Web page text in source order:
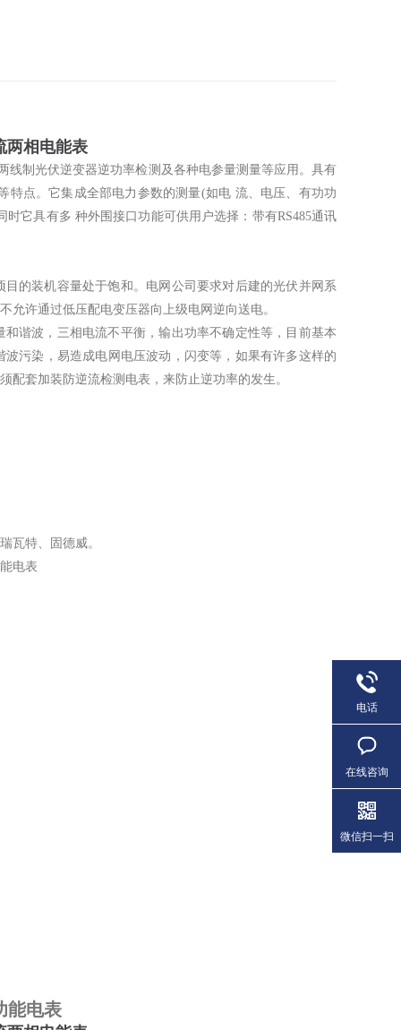
两相电能表
制光伏逆变器逆功率检测及各种电参量测量等应用。具有
特点。它集成全部电力参数的测量(如电 流、电压、有功功
它具有多 种外围接口功能可供用户选择：带有RS485通讯
的装机容量处于饱和。电网公司要求对后建的光伏并网系
许通过低压配电变压器向上级电网逆向送电。
谐波，三相电流不平衡，输出功率不确定性等，目前基本
污染，易造成电网电压波动，闪变等，如果有许多这样的
配套加装 防逆流检测电表 ，来防止逆功率的发生。
瓦特、固德威。
电话
在线咨询
微信扫一扫